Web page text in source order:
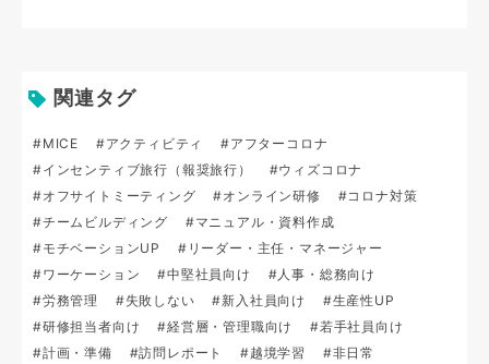
関連タグ
#MICE #アクティビティ
#アフターコロナ
#インセンティブ旅行（報奨旅行）
#ウィズコロナ
#オフサイトミーティング
#オンライン研修
#コロナ対策
#チームビルディング
#マニュアル・資料作成
#モチベーションUP
#リーダー・主任・マネージャー
#ワーケーション
#中堅社員向け
#人事・総務向け
#労務管理
#失敗しない #新入社員向け
#生産性UP
#研修担当者向け
#経営層・管理職向け
#若手社員向け
#計画・準備
#訪問レポート #越境学習 #非日常